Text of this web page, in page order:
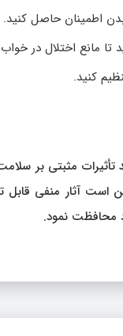
اطمینان حاصل کنید.
تا مانع اختلال در
کنید.
مثبتی بر
آثار منفی قابل
محافظت نمود.